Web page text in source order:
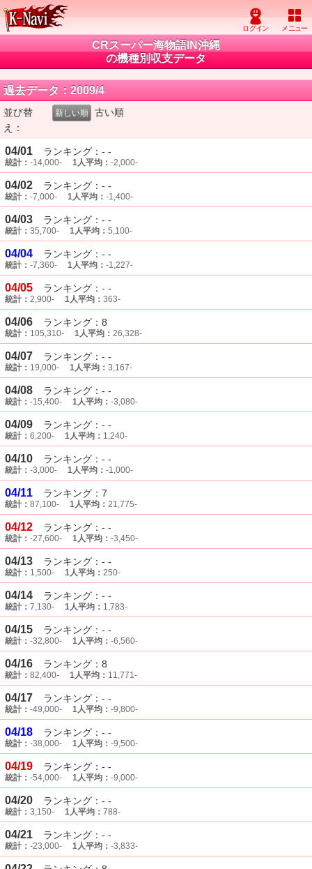
CRスーパー海物語IN沖縄
の機種別収支データ
過去データ：2009/4
並び替
え：
新しい順 古い順
04/01 ランキング：- -
統計： -14,000- 1人平均： -2,000-
04/02 ランキング：- -
統計： -7,000- 1人平均： -1,400-
04/03 ランキング：- -
統計： 35,700- 1人平均： 5,100-
04/04 ランキング：- -
統計： -7,360- 1人平均： -1,227-
04/05 ランキング：- -
統計： 2,900- 1人平均： 363-
04/06 ランキング：8
統計： 105,310- 1人平均： 26,328-
04/07 ランキング：- -
統計： 19,000- 1人平均： 3,167-
04/08 ランキング：- -
統計： -15,400- 1人平均： -3,080-
04/09 ランキング：- -
統計： 6,200- 1人平均： 1,240-
04/10 ランキング：- -
統計： -3,000- 1人平均： -1,000-
04/11 ランキング：7
統計： 87,100- 1人平均： 21,775-
04/12 ランキング：- -
統計： -27,600- 1人平均： -3,450-
04/13 ランキング：- -
統計： 1,500- 1人平均： 250-
04/14 ランキング：- -
統計： 7,130- 1人平均： 1,783-
04/15 ランキング：- -
統計： -32,800- 1人平均： -6,560-
04/16 ランキング：8
統計： 82,400- 1人平均： 11,771-
04/17 ランキング：- -
統計： -49,000- 1人平均： -9,800-
04/18 ランキング：- -
統計： -38,000- 1人平均： -9,500-
04/19 ランキング：- -
統計： -54,000- 1人平均： -9,000-
04/20 ランキング：- -
統計： 3,150- 1人平均： 788-
04/21 ランキング：- -
統計： -23,000- 1人平均： -3,833-